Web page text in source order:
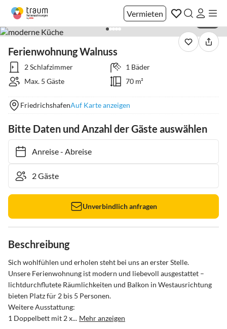
Vermieten
Ferienwohnung Walnuss
2 Schlafzimmer
1 Bäder
Max. 5 Gäste
70 m²
FriedrichshafenAuf Karte anzeigen
Bitte Daten und Anzahl der Gäste auswählen
Anreise- Abreise
Unverbindlich anfragen
Beschreibung
Sich wohlfühlen und erholen steht bei uns an erster Stelle.
Unsere Ferienwohnung ist modern und liebevoll ausgestattet –
lichtdurchflutete Räumlichkeiten und Balkon in Westausrichtung
bieten Platz für 2 bis 5 Personen.
Weitere Ausstattung:
1 Doppelbett mit 2 x... Mehr anzeigen